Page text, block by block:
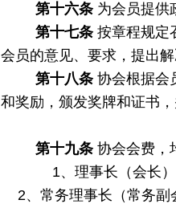
第十六条 为会员提供
第十七条 按章程规定
会员的意见、要求，提出
第十八条 协会根据会
和奖励，颁发奖牌和证书
第十九条 协会会费，
1、理事长（会长
2、常务理事长（常务副